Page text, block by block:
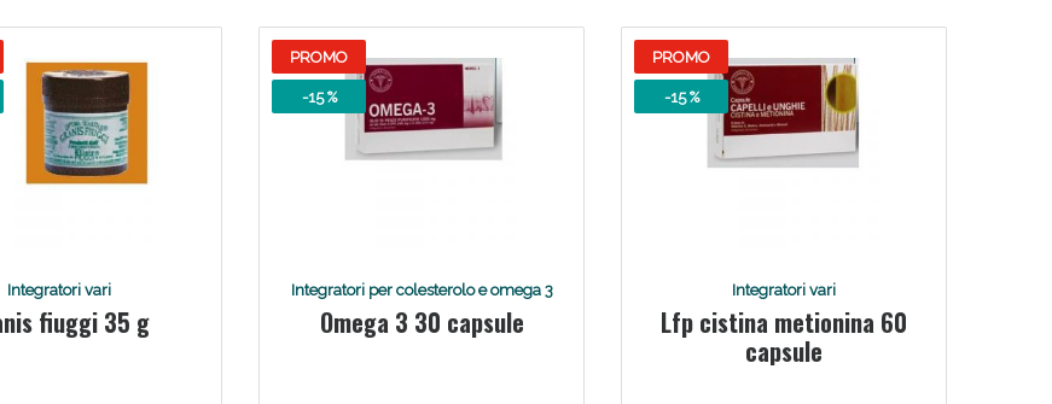
Integratori vari
fiuggi 35 g
PROMO
-15 %
Integratori per colesterolo e omega 3
Omega 3 30 capsule
PROMO
-15 %
Integratori vari
Lfp cistina metionina 60
capsule